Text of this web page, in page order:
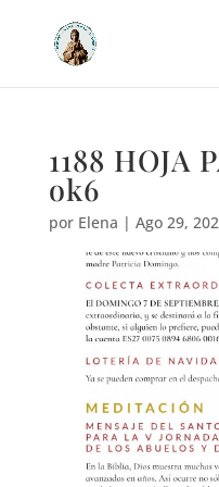
1188 HOJA
ok6
por Elena | Ago 29,